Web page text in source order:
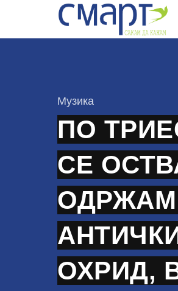
КАтегорија
Музика
ПО
СЕ
ОДРЖАМ
ОХРИД,